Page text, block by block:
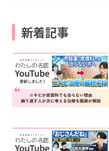
新着記事